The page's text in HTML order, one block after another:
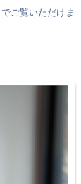
でご覧いただけま